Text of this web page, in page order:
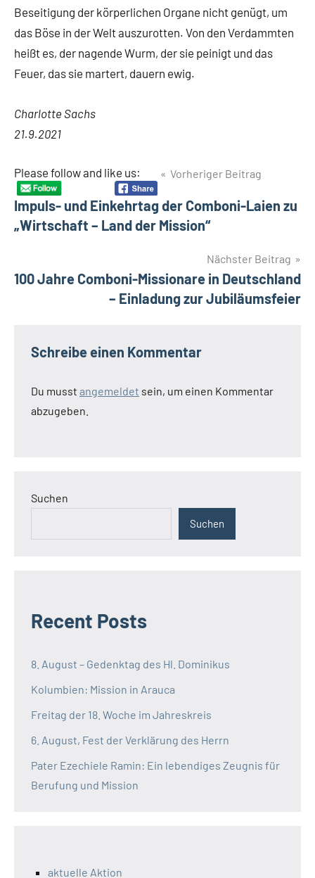
Beseitigung der körperlichen Organe nicht genügt, um
das Böse in der Welt auszurotten. Von den Verdammten
heißt es, der nagende Wurm, der sie peinigt und das
Feuer, das sie martert, dauern ewig.
Charlotte Sachs
21.9.2021
Please follow and like us:
BeitragsnavigationVorheriger Beitrag
Impuls- und Einkehrtag der Comboni-Laien zu
„Wirtschaft – Land der Mission“
Nächster Beitrag
100 Jahre Comboni-Missionare in Deutschland
– Einladung zur Jubiläumsfeier
Schreibe einen Kommentar
Du musst angemeldet sein, um einen Kommentar
abzugeben.
Suchen
Suchen
Recent Posts
8. August – Gedenktag des Hl. Dominikus
Kolumbien: Mission in Arauca
Freitag der 18. Woche im Jahreskreis
6. August, Fest der Verklärung des Herrn
Pater Ezechiele Ramin: Ein lebendiges Zeugnis für
Berufung und Mission
aktuelle Aktion